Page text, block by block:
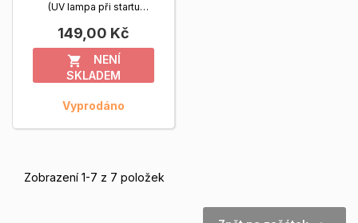
(UV lampa při startu
149,00 Kč

NENÍ
SKLADEM
Vyprodáno
Zobrazení 1-7 z 7 položek